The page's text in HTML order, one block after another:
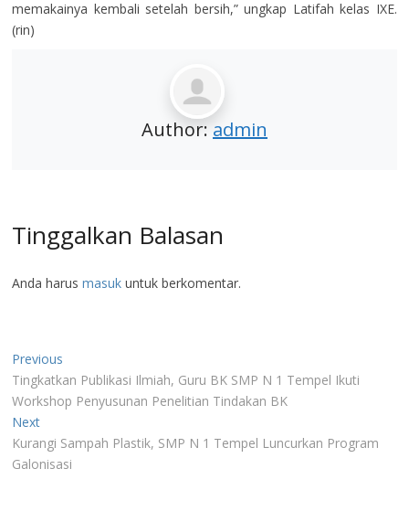
memakainya kembali setelah bersih,” ungkap Latifah kelas IXE.
(rin)
Author: admin
Tinggalkan Balasan
Anda harusmasuk untuk berkomentar.
Navigasi
pos
Previous
post:
Tingkatkan Publikasi Ilmiah, Guru BK SMP N 1 Tempel Ikuti
Workshop Penyusunan Penelitian Tindakan BK
NextNext
post:
Kurangi Sampah Plastik, SMP N 1 Tempel Luncurkan Program
Galonisasi